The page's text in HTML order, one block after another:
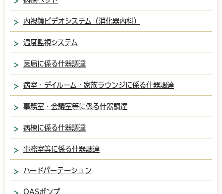
内視鏡ビデオシステム（消化器内科）
温度監視システム
医局に係る什器調達
病室・デイルーム・家族ラウンジに係る什器調達
事務室・会議室等に係る什器調達
病棟に係る什器調達
事務室等に係る什器調達
ハードパーテーション
OASポンプ